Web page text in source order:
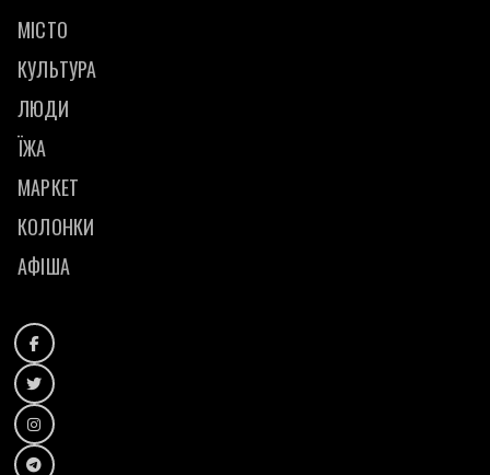
МІСТО
КУЛЬТУРА
ЛЮДИ
ЇЖА
МАРКЕТ
КОЛОНКИ
АФІША